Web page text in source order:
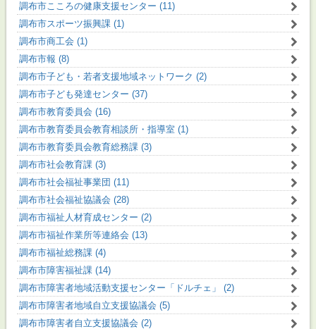
調布市こころの健康支援センター (11)
調布市スポーツ振興課 (1)
調布市商工会 (1)
調布市報 (8)
調布市子ども・若者支援地域ネットワーク (2)
調布市子ども発達センター (37)
調布市教育委員会 (16)
調布市教育委員会教育相談所・指導室 (1)
調布市教育委員会教育総務課 (3)
調布市社会教育課 (3)
調布市社会福祉事業団 (11)
調布市社会福祉協議会 (28)
調布市福祉人材育成センター (2)
調布市福祉作業所等連絡会 (13)
調布市福祉総務課 (4)
調布市障害福祉課 (14)
調布市障害者地域活動支援センター「ドルチェ」 (2)
調布市障害者地域自立支援協議会 (5)
調布市障害者自立支援協議会 (2)